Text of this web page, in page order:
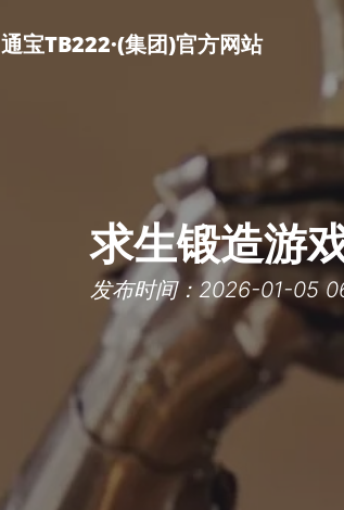
通宝TB222·(集团)官方网站
求生锻造游
发布时间：2026-01-05